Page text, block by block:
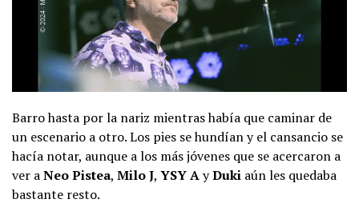
Barro hasta por la nariz mientras había que caminar de
un escenario a otro. Los pies se hundían y el cansancio se
hacía notar, aunque a los más jóvenes que se acercaron a
ver aNeo Pistea, Milo J, YSY AyDuki aún les quedaba
bastante resto.